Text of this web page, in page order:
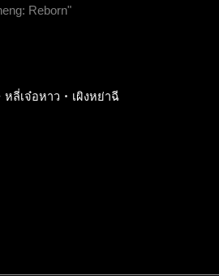
Reborn"
หลี่เจ๋อหาว
เผิงหย่าฉี